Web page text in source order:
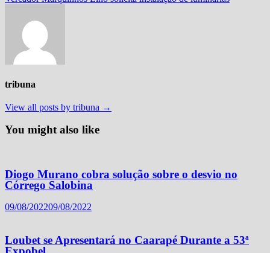
tribuna
View all posts by tribuna →
You might also like
Diogo Murano cobra solução sobre o desvio no
Córrego Salobina
09/08/202209/08/2022
Loubet se Apresentará no Caarapé Durante a 53ª